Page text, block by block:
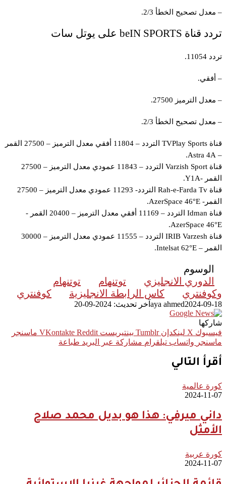
– معدل تصحيح الخطأ 2/3.
تردد قناة beIN SPORTS على يوتل سات
تردد 11054.
– أفقي.
– معدل الترميز 27500.
– معدل تصحيح الخطأ 2/3.
قناة TVPlay Sports التردد – 11804 أفقي معدل الترميز – 27500 القمر
– Astra 4A.
قناة Varzish Sport التردد – 11843 عمودي معدل الترميز – 27500
القمر -Y1A.
قناة Rah-e-Farda Tv التردد- 11293 عمودي معدل الترميز – 27500
القمر- AzerSpace 46°E.
قناة Idman التردد – 11169 أفقي معدل الترميز – 20400 القمر -
AzerSpace 46°E.
قناة IRIB Varzesh التردد – 11555 عمودي معدل الترميز – 30000
القمر – Intelsat 62°E.
الوسوم
الدوري الانجليزي
توتنهام
توتنهام
وكوفنتري
كاس الرابطة الانجليزية كوفنتري
aya ahmed2024-09-18 آخر تحديث: 2024-09-20
شاركها
فيسبوك ‫X لينكدإن بينتيريست
ماسنجر
ماسنجر واتساب تيلقرام مشاركة عبر البريد طباعة
أقرأ التالي
كورة عالمية
2024-11-07
داني ميرفي: هذا هو بديل محمد صلاح
الأمثل
كورة عربية
2024-11-07